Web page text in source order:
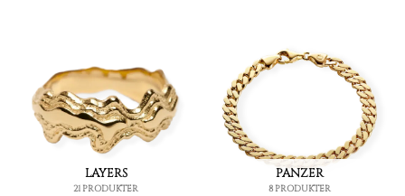
LAYERS
21 PRODUKTER
PANZER
8 PRODUKTER